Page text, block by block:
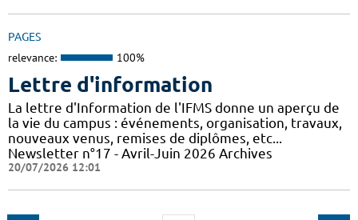
PAGES
relevance: 100%
Lettre d'information
La lettre d'Information de l'IFMS donne un aperçu de
la vie du campus : événements, organisation, travaux,
nouveaux venus, remises de diplômes, etc...
Newsletter n°17 - Avril-Juin 2026 Archives
20/07/2026 12:01